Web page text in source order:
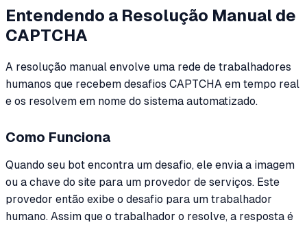
Entendendo a Resolução Manual de
CAPTCHA
A resolução manual envolve uma rede de trabalhadores
humanos que recebem desafios CAPTCHA em tempo real
e os resolvem em nome do sistema automatizado.
Como Funciona
Quando seu bot encontra um desafio, ele envia a imagem
ou a chave do site para um provedor de serviços. Este
provedor então exibe o desafio para um trabalhador
humano. Assim que o trabalhador o resolve, a resposta é